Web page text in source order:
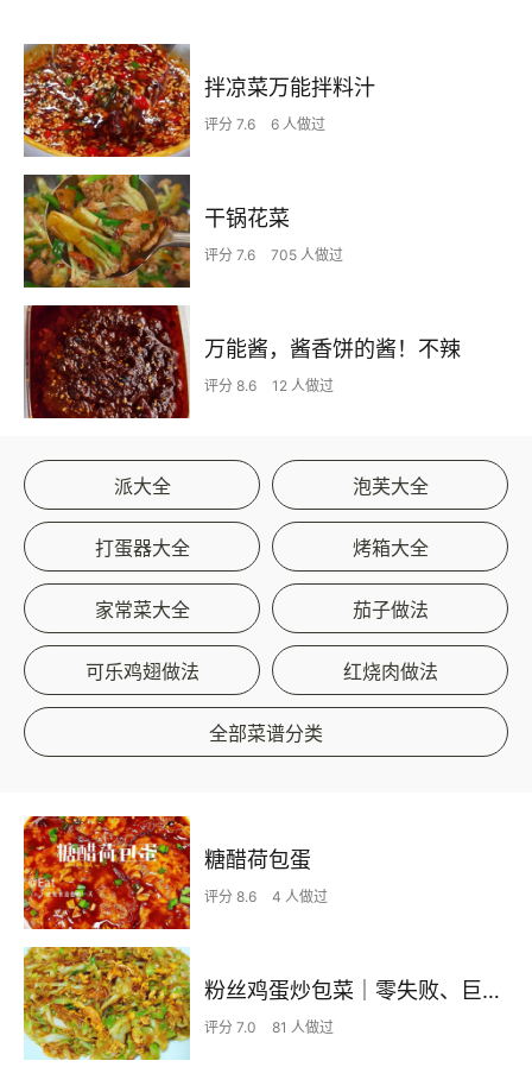
拌凉菜万能拌料汁
评分 7.6 6 人做过
干锅花菜
评分 7.6 705 人做过
万能酱，酱香饼的酱！不辣
评分 8.6 12 人做过
派大全 泡芙大全
打蛋器大全 烤箱大全
家常菜大全 茄子做法
可乐鸡翅做法 红烧肉做法
全部菜谱分类
糖醋荷包蛋
评分 8.6 4 人做过
粉丝鸡蛋炒包菜｜零失败、巨下饭
评分 7.0 81 人做过